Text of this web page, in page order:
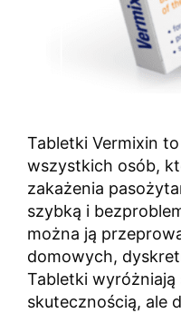
Tabletki Vermixin
wszystkich osób,
zakażenia
szybką i
można ją
domowych,
Tabletki wyróżniają
skutecznością, ale